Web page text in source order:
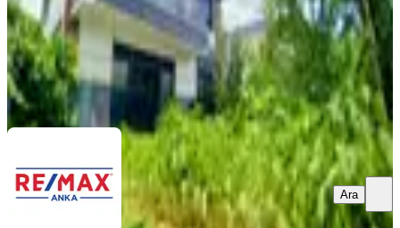
REMAX ANKA GAYRİMENKULZeynep Şahinoğlu
Ara
Ara